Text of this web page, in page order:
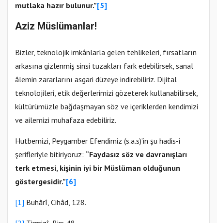
mutlaka hazır bulunur.”[5]
Aziz Müslümanlar!
Bizler, teknolojik imkânlarla gelen tehlikeleri, fırsatların
arkasına gizlenmiş sinsi tuzakları fark edebilirsek, sanal
âlemin zararlarını asgari düzeye indirebiliriz. Dijital
teknolojileri, etik değerlerimizi gözeterek kullanabilirsek,
kültürümüzle bağdaşmayan söz ve içeriklerden kendimizi
ve ailemizi muhafaza edebiliriz.
Hutbemizi, Peygamber Efendimiz (s.a.s)’in şu hadis-i
şerifleriyle bitiriyoruz: “Faydasız söz ve davranışları
terk etmesi, kişinin iyi bir Müslüman olduğunun
göstergesidir.”[6]
[1] Buhârî, Cihâd, 128.